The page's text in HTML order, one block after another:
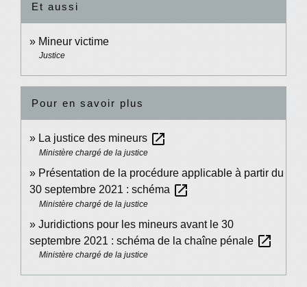
Et aussi
Mineur victime
Justice
Pour en savoir plus
La justice des mineurs open_in_new
Ministère chargé de la justice
Présentation de la procédure applicable à partir du
30 septembre 2021 : schéma open_in_new
Ministère chargé de la justice
Juridictions pour les mineurs avant le 30
septembre 2021 : schéma de la chaîne pénale open_in_new
Ministère chargé de la justice